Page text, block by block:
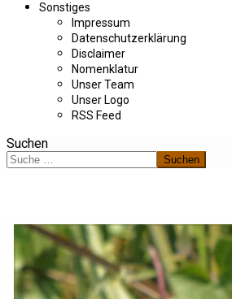
Sonstiges
Impressum
Datenschutzerklärung
Disclaimer
Nomenklatur
Unser Team
Unser Logo
RSS Feed
Suchen
Suchen